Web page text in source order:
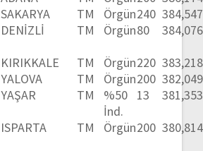
SAKARYA TM Örgün240
DENİZLİ TM Örgün80
KIRIKKALE TM Örgün220
YALOVA TM Örgün200
YAŞAR TM
%50
İnd.
13
ISPARTA TM Örgün200